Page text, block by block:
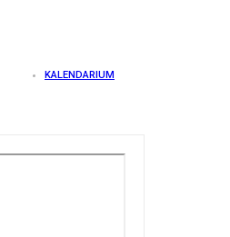
KALENDARIUM